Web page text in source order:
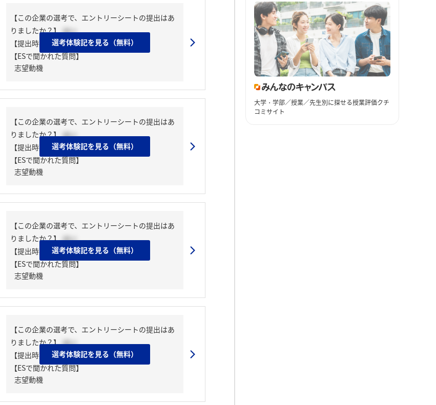
【この企業の選考で、エントリーシートの提出はあ
りましたか？】 はい
【提出時期】 2024年03月下旬
【ESで聞かれた質問】
志望動機
選考体験記を見る（無料）
【この企業の選考で、エントリーシートの提出はあ
りましたか？】 はい
【提出時期】 2024年03月下旬
【ESで聞かれた質問】
志望動機
選考体験記を見る（無料）
【この企業の選考で、エントリーシートの提出はあ
りましたか？】 はい
【提出時期】 2024年03月下旬
【ESで聞かれた質問】
志望動機
選考体験記を見る（無料）
【この企業の選考で、エントリーシートの提出はあ
りましたか？】 はい
【提出時期】 2024年03月下旬
【ESで聞かれた質問】
志望動機
選考体験記を見る（無料）
大学・学部／授業／先生別に探せる授業評価クチ
コミサイト